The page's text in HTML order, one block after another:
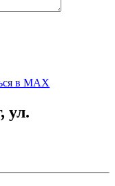
в MAX
ул.